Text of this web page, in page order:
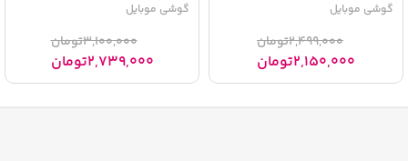
گوشی موبایل
2,499,000تومان
2,150,000تومان
گوشی موبایل
3,100,000تومان
2,739,000تومان